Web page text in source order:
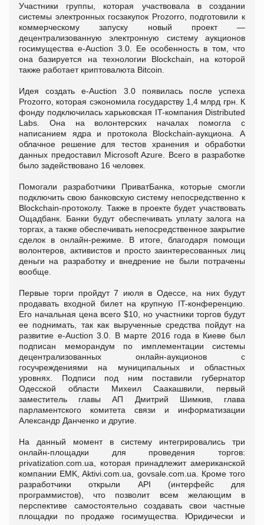
Участники группы, которая участвовала в создании
системы электронных госзакупок Prozorro, подготовили к
коммерческому запуску новый проект —
децентрализованную электронную систему аукционов
гоcимущества e-Auction 3.0. Ее особенность в том, что
она базируется на технологии Blockchain, на которой
также работает криптовалюта Bitcoin.
Идея создать e-Auction 3.0 появилась после успеха
Prozorro, которая сэкономила государству 1,4 млрд грн. К
фонду подключилась харьковская IT-компания Distributed
Labs. Она на волонтерских началах помогла с
написанием ядра и протокола Blockchain-аукциона. А
облачное решение для тестов хранения и обработки
данных предоставил Microsoft Azure. Всего в разработке
было задействовано 16 человек.
Помогали разработчики ПриватБанка, которые смогли
подключить свою банковскую систему непосредственно к
Blockchain-протоколу. Также в проекте будет участвовать
Ощадбанк. Банки будут обеспечивать уплату залога на
торгах, а также обеспечивать непосредственное закрытие
сделок в онлайн-режиме. В итоге, благодаря помощи
волонтеров, активистов и просто заинтересованных лиц
деньги на разработку и внедрение не были потрачены
вообще.
Первые торги пройдут 7 июля в Одессе, на них будут
продавать входной билет на крупную IT-конференцию.
Его начальная цена всего $10, но участники торгов будут
ее поднимать, так как вырученные средства пойдут на
развитие е-Аuction 3.0. В марте 2016 года в Киеве был
подписан меморандум по имплементации системы
децентрализованных онлайн-аукционов с
госучреждениями на муниципальных и областных
уровнях. Подписи под ним поставили губернатор
Одесской области Михеил Саакашвили, первый
заместитель главы АП Дмитрий Шимкив, глава
парламентского комитета связи и информатизации
Александр Данченко и другие.
На данный момент в систему интегрировались три
онлайн-площадки для проведения торгов:
privatization.com.ua, которая принадлежит американской
компании EMK, Aktivi.com.ua, govsale.com.ua. Кроме того
разработчики открыли API (интерфейс для
программистов), что позволит всем желающим в
перспективе самостоятельно создавать свои частные
площадки по продаже госимущества. Юридически и